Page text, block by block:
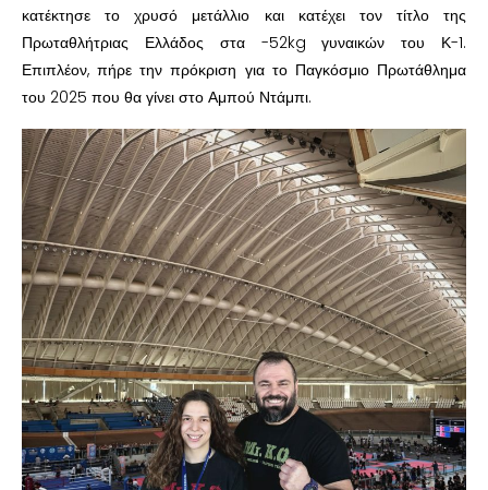
κατέκτησε το χρυσό μετάλλιο και κατέχει τον τίτλο της
Πρωταθλήτριας Ελλάδος στα -52kg γυναικών του Κ-1.
Επιπλέον, πήρε την πρόκριση για το Παγκόσμιο Πρωτάθλημα
του 2025 που θα γίνει στο Αμπού Ντάμπι.